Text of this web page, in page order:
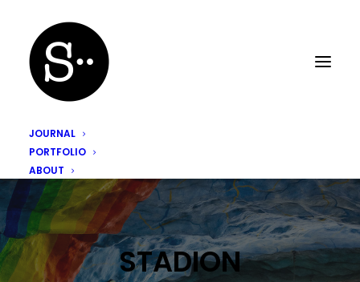
JOURNAL
PORTFOLIO
ABOUT
STADION